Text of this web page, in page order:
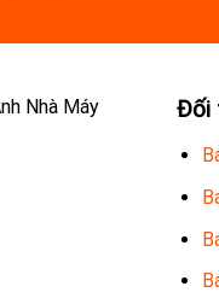
Nhà Máy Đối